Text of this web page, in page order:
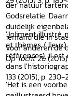
der natuur
Godsrelatie.
duidelijk
iemand die in
voor anderen de
Op Tocht26
'Joliment illustré,
et thèmes /
références), il
dans
133 (2015), p. 230-
'Het is een